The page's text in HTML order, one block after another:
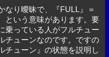
なり曖昧で、『FULL』＝
という意味があります。要
乗っている人がフルチュー
チューンなのです。ですの
チューン』の状態を説明し